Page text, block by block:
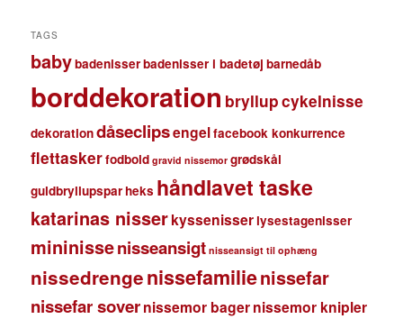
TAGS
babybadenisserbadenisser i badetøj barnedåb
borddekoration bryllupcykelnisse
dekorationdåseclipsengelfacebook konkurrence
flettaskerfodbold gravid nissemor grødskål
guldbryllupspar heks håndlavet taske
katarinas nisserkyssenisser lysestagenisser
mininissenisseansigt nisseansigt til ophæng
nissedrengenissefamilienissefar
nissefar sovernissemor bagernissemor knipler